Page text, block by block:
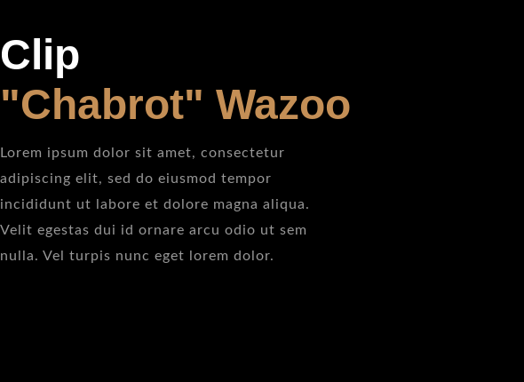
Clip
"Chabrot" Wazoo
Lorem ipsum dolor sit amet, consectetur
adipiscing elit, sed do eiusmod tempor
incididunt ut labore et dolore magna aliqua.
Velit egestas dui id ornare arcu odio ut sem
nulla. Vel turpis nunc eget lorem dolor.